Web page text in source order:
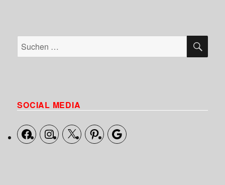
nach:
SOCIAL MEDIA
FacebookInstagram
X PinterestGoogle